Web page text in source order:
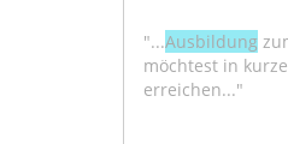
"...Ausbildung
möchtest in
erreichen..."